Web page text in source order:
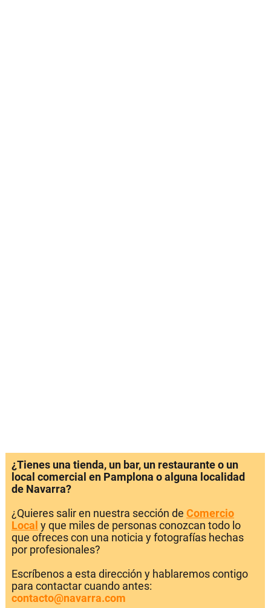
¿Tienes una tienda, un bar, un restaurante o un
local comercial en Pamplona o alguna localidad
de Navarra?
¿Quieres salir en nuestra sección de Comercio
Local y que miles de personas conozcan todo lo
que ofreces con una noticia y fotografías hechas
por profesionales?
Escríbenos a esta dirección y hablaremos contigo
para contactar cuando antes:
contacto@navarra.com